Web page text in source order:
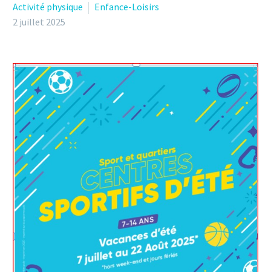
Activité physique
Enfance-Loisirs
2 juillet 2025